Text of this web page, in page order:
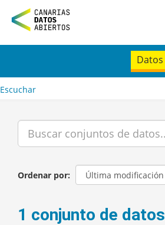
n
t
Datos
Escuchar
Ordenar por
1 conjunto de datos